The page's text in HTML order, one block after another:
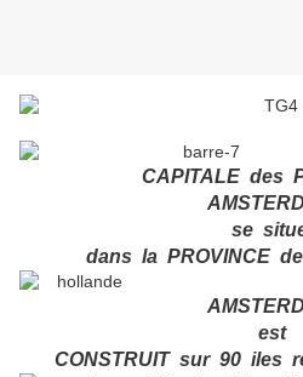
CAPITALE des
se
dans la PROVINCE
est
CONSTRUIT sur 90 iles